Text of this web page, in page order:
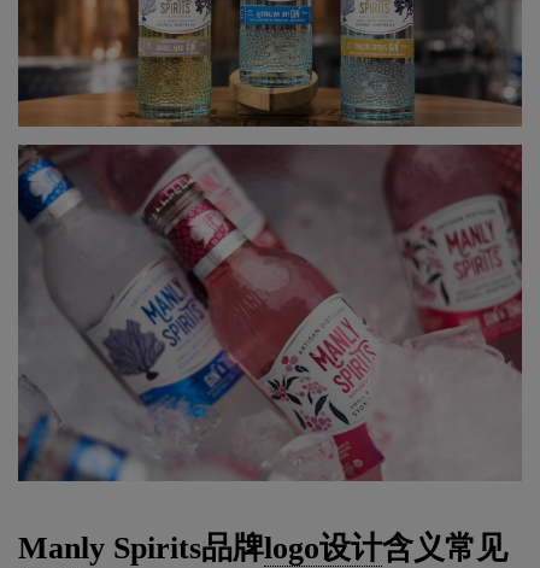
Manly Spirits品牌logo设计含义常见